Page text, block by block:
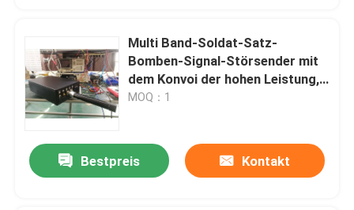
Multi Band-Soldat-Satz-
Bomben-Signal-Störsender mit
dem Konvoi der hohen Leistung,
der System staut
MOQ：1
Bestpreis Kontakt